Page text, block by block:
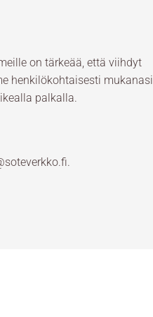
on tärkeää, että viihdyt
henkilökohtaisesti mukanasi
palkalla.